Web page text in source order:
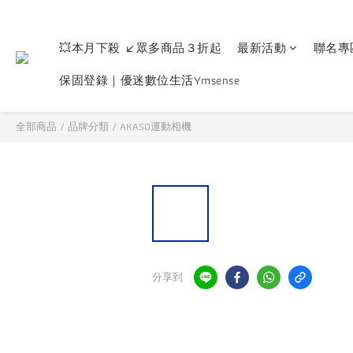
💥本月下殺 ↙眾多商品３折起 最新活動
聯名
保固登錄｜優迷數位生活Ymsense
全部商品 / 品牌分類 / AKASO運動相機
分享到